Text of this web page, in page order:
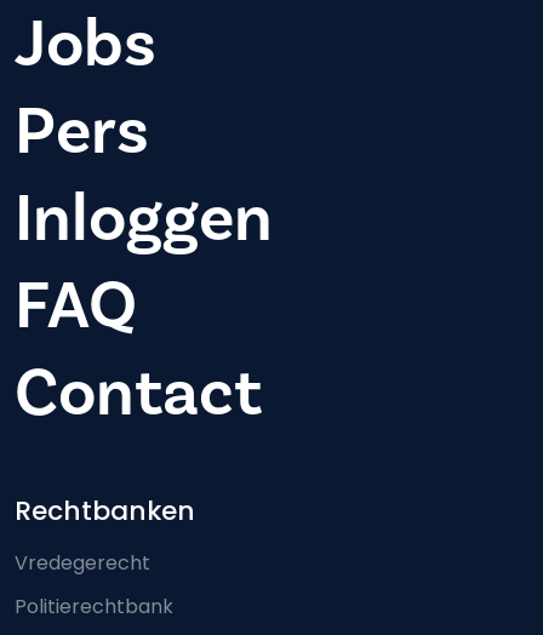
Jobs
Pers
Inloggen
FAQ
Contact
Footer-menu
Rechtbanken
Vredegerecht
Politierechtbank